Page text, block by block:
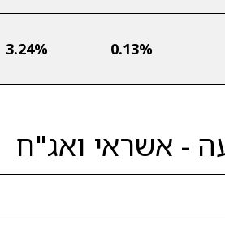
0.13%
3.24%
- אשראי ואג"ח